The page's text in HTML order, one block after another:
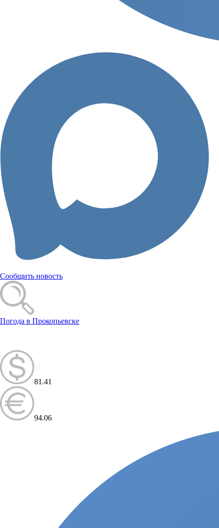
Сообщить новость
Погода в Прокопьевске
81.41
94.06